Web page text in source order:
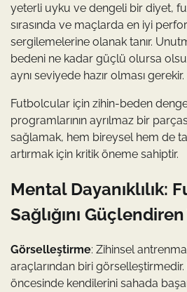
yeterli uyku ve dengeli bir diyet,
sırasında ve maçlarda en iyi
sergilemelerine olanak tanır.
bedeni ne kadar güçlü olursa
aynı seviyede hazır olması gerekir.
Futbolcular için zihin-beden
programlarının ayrılmaz bir
sağlamak, hem bireysel hem de
artırmak için kritik öneme sahiptir.
Mental Dayanıklılık:
Sağlığını
Görselleştirme: Zihinsel
araçlarından biri
öncesinde kendilerini sahada